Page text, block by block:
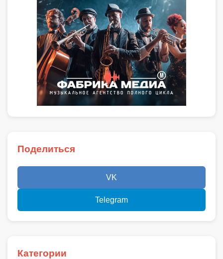
Поделиться
VK
Telegram
Категории